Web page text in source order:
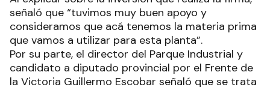
señaló que “tuvimos muy buen apoyo y
consideramos que acá tenemos la materia prima
que vamos a utilizar para esta planta”.
Por su parte, el director del Parque Industrial y
candidato a diputado provincial por el Frente de
la Victoria Guillermo Escobar señaló que se trata